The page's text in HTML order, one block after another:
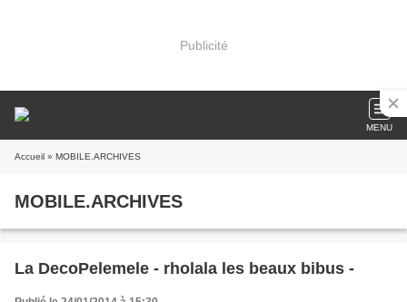
Publicité
MENU
Accueil » MOBILE.ARCHIVES
MOBILE.ARCHIVES
La DecoPelemele - rholala les beaux bibus -